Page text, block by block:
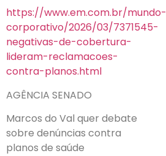
https://www.em.com.br/mundo-
corporativo/2026/03/7371545-
negativas-de-cobertura-
lideram-reclamacoes-
contra-planos.html
AGÊNCIA SENADO
Marcos do Val quer debate
sobre denúncias contra
planos de saúde